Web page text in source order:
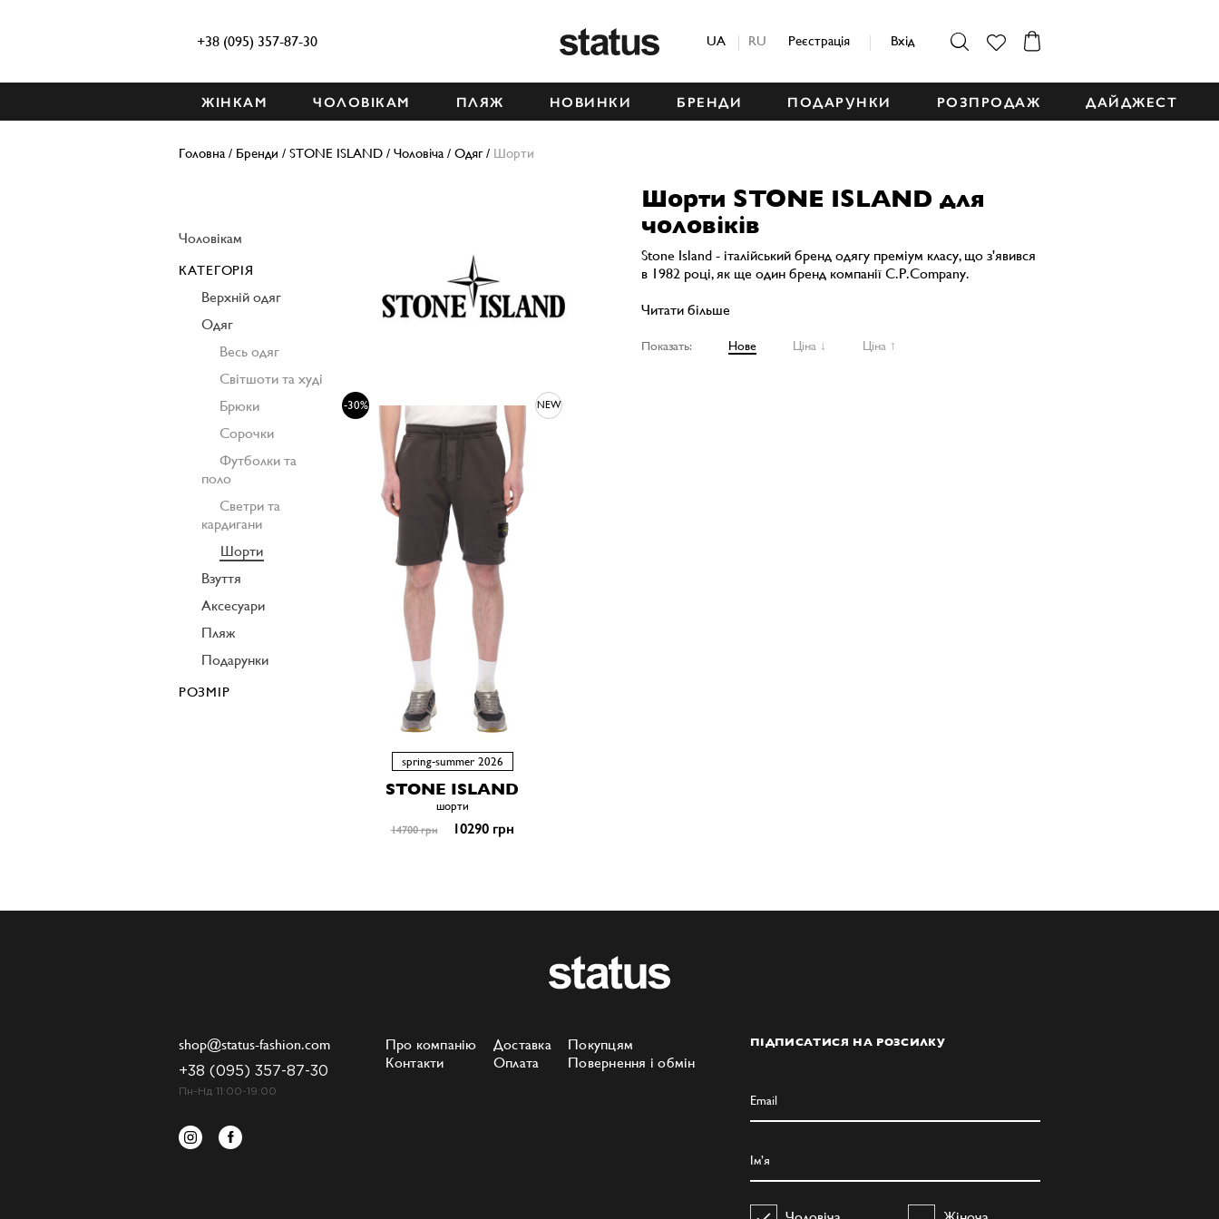
+38 (095) 357-87-30 UA RU Реєстрація Вхід
ЖІНКАМ ЧОЛОВІКАМ ПЛЯЖ НОВИНКИ БРЕНДИ ПОДАРУНКИ РОЗПРОДАЖ ДАЙДЖЕСТ
Головна / Бренди / STONE ISLAND / Чоловіча / Одяг/ Шорти
Шорти STONE ISLAND для
чоловіків
Stone Island - італійський бренд одягу преміум класу, що з'явився
в 1982 році, як ще один бренд компанії C.P.Company.
Читати більше
Показать: Нове Ціна ↓ Ціна ↑
-30% NEW
spring-summer 2026
STONE ISLAND
шорти
14700 грн 10290 грн
Чоловікам
КАТЕГОРІЯ
Верхній одяг
Одяг
Весь одяг
Світшоти та худі
Брюки
Сорочки
Футболки та
поло
Светри та
кардигани
Шорти
Взуття
Аксесуари
Пляж
Подарунки
РОЗМІР
ПІДПИСАТИСЯ НА РОЗСИЛКУ
Про компанію
Контакти
Доставка
Оплата
Покупцям
Повернення і обмін
shop@status-fashion.com
+38 (095) 357-87-30
Пн-Нд 11:00-19:00